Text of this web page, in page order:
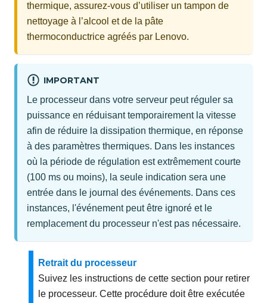
thermique, assurez-vous d’utiliser un tampon de
nettoyage à l’alcool et de la pâte
thermoconductrice agréés par Lenovo.
IMPORTANT
Le processeur dans votre serveur peut réguler sa
puissance en réduisant temporairement la vitesse
afin de réduire la dissipation thermique, en réponse
à des paramètres thermiques. Dans les instances
où la période de régulation est extrêmement courte
(100 ms ou moins), la seule indication sera une
entrée dans le journal des événements. Dans ces
instances, l'événement peut être ignoré et le
remplacement du processeur n'est pas nécessaire.
Retrait du processeur
Suivez les instructions de cette section pour retirer
le processeur. Cette procédure doit être exécutée